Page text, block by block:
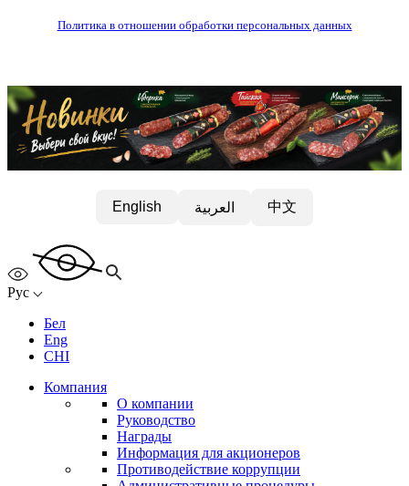
Политика в отношении обработки персональных данных
English العربية 中文
Рус
Бел
Eng
CHI
Компания
О компании
Руководство
Награды
Информация для акционеров
Противодействие коррупции